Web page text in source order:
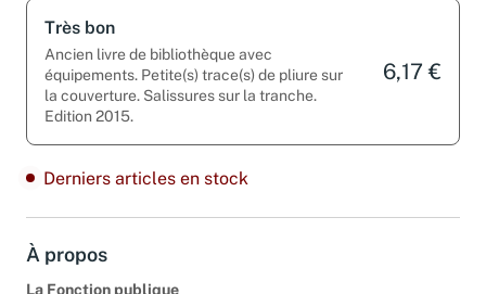
Très bon
Ancien livre de bibliothèque avec
équipements. Petite(s) trace(s) de pliure sur
la couverture. Salissures sur la tranche.
6,17 €
À propos